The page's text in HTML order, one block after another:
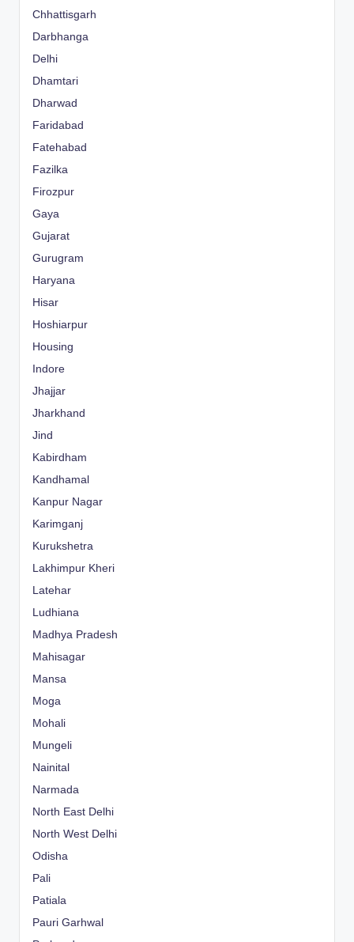
Chhattisgarh
Darbhanga
Delhi
Dhamtari
Dharwad
Faridabad
Fatehabad
Fazilka
Firozpur
Gaya
Gujarat
Gurugram
Haryana
Hisar
Hoshiarpur
Housing
Indore
Jhajjar
Jharkhand
Jind
Kabirdham
Kandhamal
Kanpur Nagar
Karimganj
Kurukshetra
Lakhimpur Kheri
Latehar
Ludhiana
Madhya Pradesh
Mahisagar
Mansa
Moga
Mohali
Mungeli
Nainital
Narmada
North East Delhi
North West Delhi
Odisha
Pali
Patiala
Pauri Garhwal